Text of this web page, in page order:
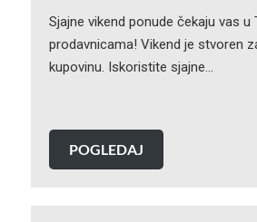
Sjajne vikend ponude čekaju vas u
prodavnicama! Vikend je stvoren
kupovinu. Iskoristite sjajne…
POGLEDAJ